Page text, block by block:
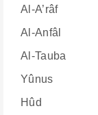
Al-A’râf
Al-Anfâl
Al-Tauba
Yûnus
Hûd